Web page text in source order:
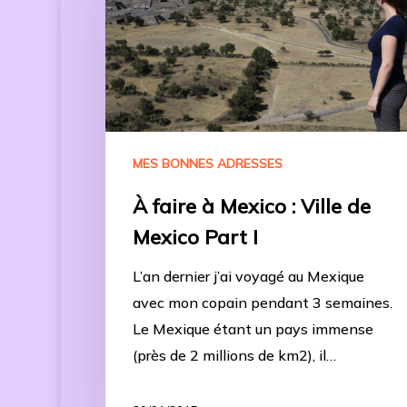
MES BONNES ADRESSES
À faire à Mexico : Ville de
Mexico Part I
L’an dernier j’ai voyagé au Mexique
avec mon copain pendant 3 semaines.
Le Mexique étant un pays immense
(près de 2 millions de km2), il…